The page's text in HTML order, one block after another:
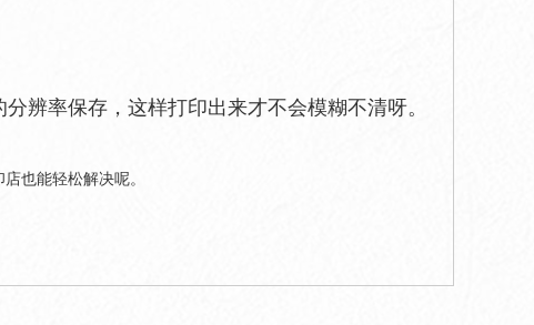
辨率保存，这样打印出来才不会模糊不清呀。
也能轻松解决呢。